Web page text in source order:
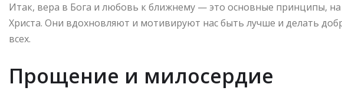
Итак, вера в Бога и любовь к ближнему — это основные принципы, на
Христа. Они вдохновляют и мотивируют нас быть лучше и делать
всех.
Прощение и милосердие